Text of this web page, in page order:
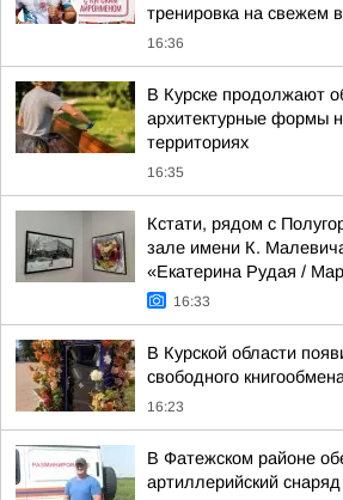
тренировка на свежем
16:36
В Курске продолжают
архитектурные формы
территориях
16:35
Кстати, рядом с
зале имени К.
«Екатерина Рудая /
16:33
В Курской области
свободного книгообмена
16:23
В Фатежском районе
артиллерийский